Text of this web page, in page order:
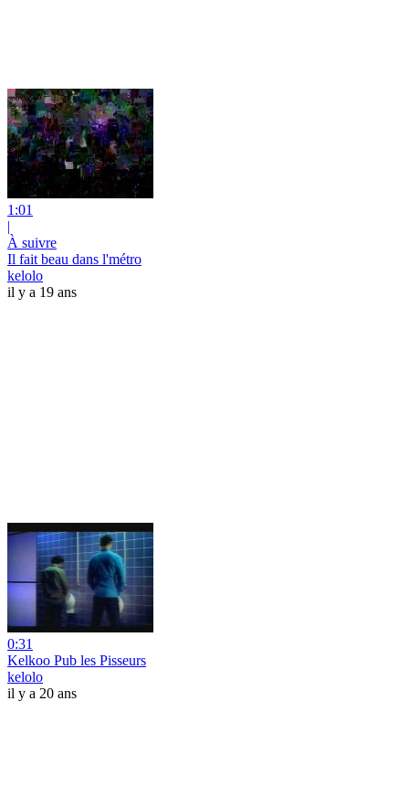
1:01
|
À suivre
Il fait beau dans l'métro
kelolo
il y a 19 ans
0:31
Kelkoo Pub les Pisseurs
kelolo
il y a 20 ans